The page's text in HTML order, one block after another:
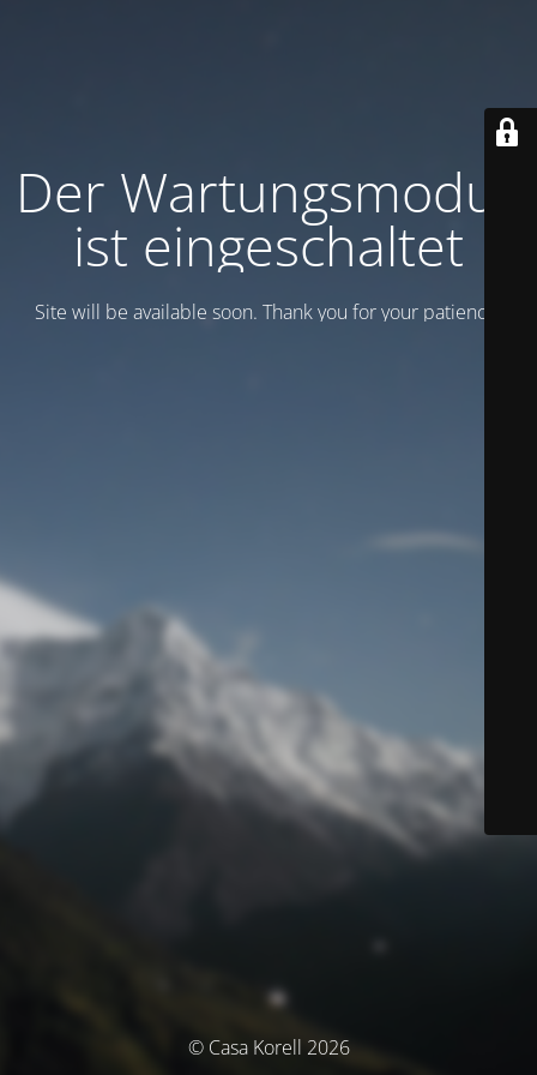
Der Wartungsmodus
ist eingeschaltet
Site will be available soon. Thank you for your patience!
© Casa Korell 2026